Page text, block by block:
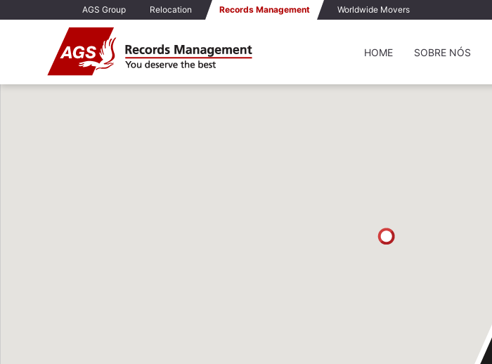
AGS Group Relocation Records Management Worldwide Movers
HOME SOBRE NÓS